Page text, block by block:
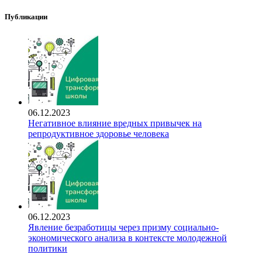
Публикации
06.12.2023
Негативное влияние вредных привычек на
репродуктивное здоровье человека
06.12.2023
Явление безработицы через призму социально-
экономического анализа в контексте молодежной
политики